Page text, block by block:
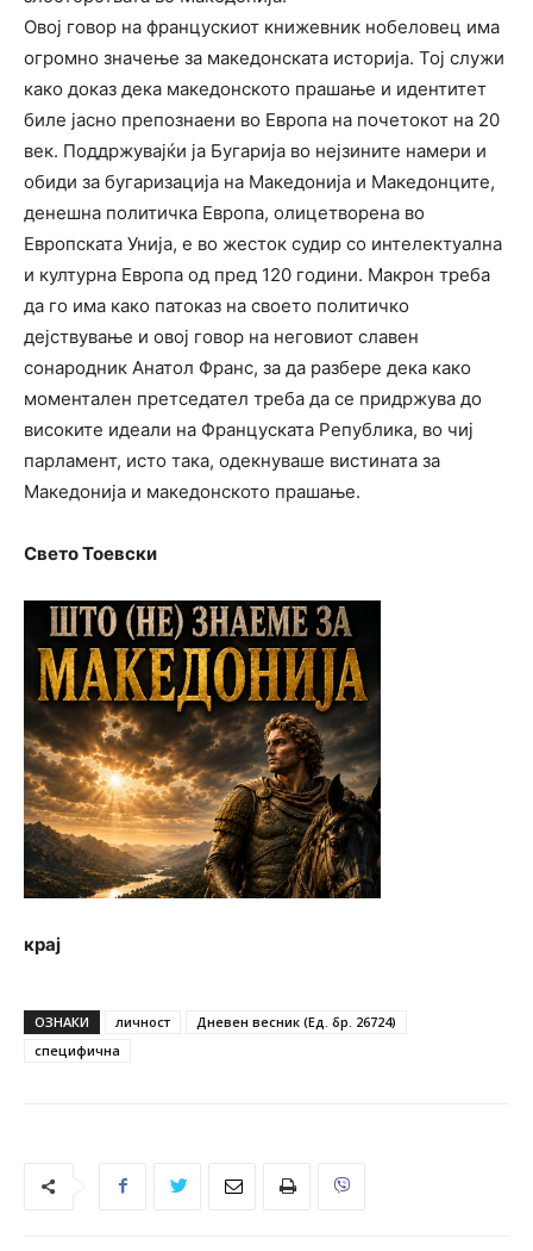
Овој говор на францускиот книжевник нобеловец има
огромно значење за македонската историја. Тој служи
како доказ дека македонското прашање и идентитет
биле јасно препознаени во Европа на почетокот на 20
век. Поддржувајќи ја Бугарија во нејзините намери и
обиди за бугаризација на Македонија и Македонците,
денешна политичка Европа, олицетворена во
Европската Унија, е во жесток судир со интелектуална
и културна Европа од пред 120 години. Макрон треба
да го има како патоказ на своето политичко
дејствување и овој говор на неговиот славен
сонародник Анатол Франс, за да разбере дека како
моментален претседател треба да се придржува до
високите идеали на Француската Република, во чиј
парламент, исто така, одекнуваше вистината за
Македонија и македонското прашање.
Свето Тоевски
крај
ОЗНАКИ личност
Дневен весник (Ед. бр. 26724)
специфична